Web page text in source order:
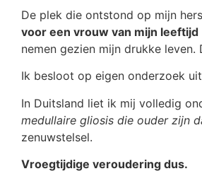
De plek die ontstond op mijn
voor een vrouw van mijn leeftijd
nemen gezien mijn drukke
Ik besloot op eigen onderzoek
In Duitsland liet ik mij volledig
medullaire gliosis die ouder zijn
zenuwstelsel.
Vroegtijdige veroudering dus.